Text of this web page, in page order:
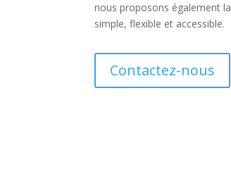
nous proposons également la
simple, flexible et accessible.
Contactez-nous